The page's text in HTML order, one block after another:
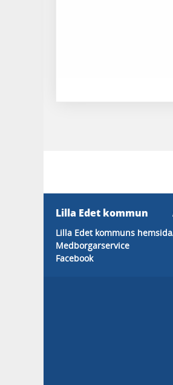
Lilla Edet kommun
Lilla Edet kommuns hemsida
Medborgarservice
Facebook